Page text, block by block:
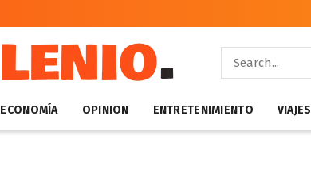
ECONOMÍA OPINION ENTRETENIMIENTO VIAJES